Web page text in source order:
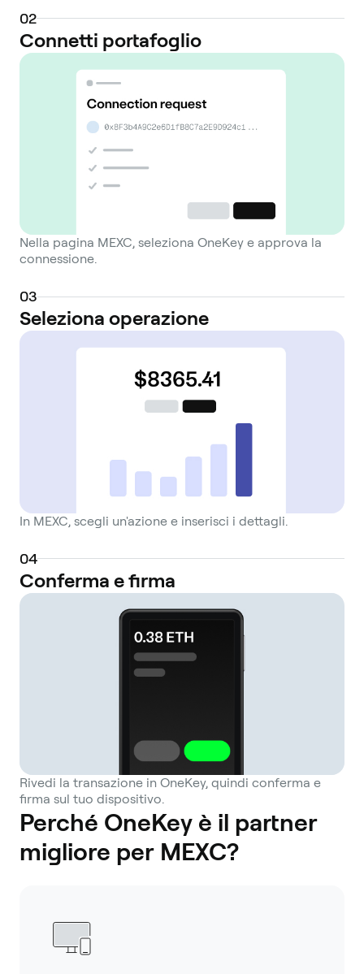
02
Connetti portafoglio
Nella pagina MEXC, seleziona OneKey e approva la
connessione.
03
Seleziona operazione
In MEXC, scegli un'azione e inserisci i dettagli.
04
Conferma e firma
Rivedi la transazione in OneKey, quindi conferma e
firma sul tuo dispositivo.
Perché OneKey è il partner
migliore per MEXC?